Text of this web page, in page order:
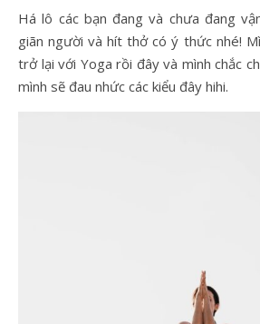
Há lô các bạn đang và chưa đang
giãn người và hít thở có ý thức nhé!
trở lại với Yoga rồi đây và mình chắc
mình sẽ đau nhức các kiểu đây hihi.